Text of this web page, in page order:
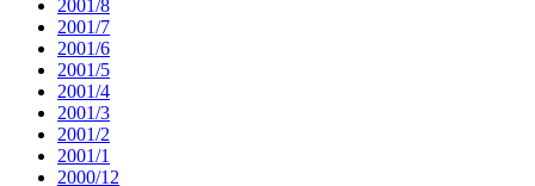
2001/8
2001/7
2001/6
2001/5
2001/4
2001/3
2001/2
2001/1
2000/12